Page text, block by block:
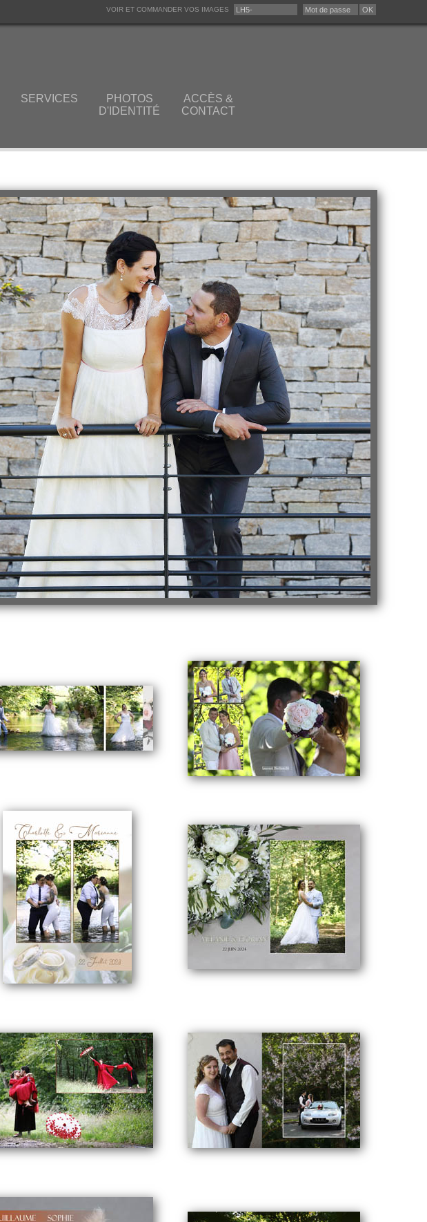
VOIR ET COMMANDER VOS IMAGES
ACCÈS &
CONTACT
PHOTOS
D'IDENTITÉ
SERVICES